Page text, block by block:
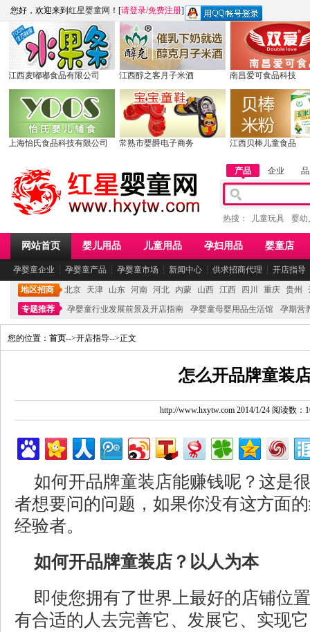
您好，欢迎来到 红星婴童网 ！[请登录/免费注册]
江西麦嘟嘟食品有限公司 江西醇之客月子米酒 南昌爱可食品科技
上海怡氏食品科技有限公司 常熟市婴爵电子商务 江西贝棒儿童食品
产品 企业
热搜： 儿童玩具 婴幼
网站首页 婴儿用品 儿童用品 孕妇用品 婴童店
孕婴童企业 ┆ 孕婴童产品 ┆ 孕婴童市场 ┆ 新闻中心 ┆ 供求招商代理 ┆ 开店指导
地区招商 北京 天津 山东 河南 河北 内蒙 山西 江西 四川 重庆 贵州
专题推荐
孕婴童行业发展前景及开店指南 孕婴童母婴用品生活馆 孕期营
您的位置： 首页-->开店指导-->正文
怎么开品牌童装
http://www.hxytw.com 2014/1/24 阅读数：
如何开品牌童装店能赚钱呢？这是
者想要问的问题，如果你没有这方面
经验者。
如何开品牌童装店？以人为本
即使您拥有了世界上最好的店铺位
有合适的人去完善它、发展它、实现